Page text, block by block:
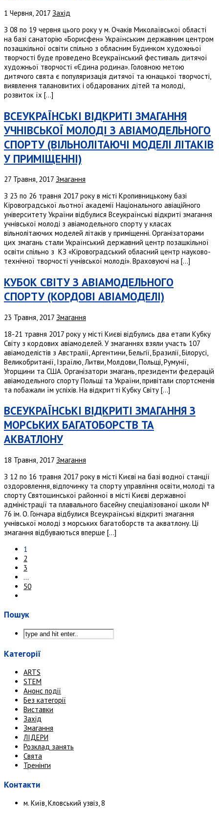
1 Червня, 2017 Захід
З 08 по 19 червня цього року у м. Очаків Миколаївської області
на базі санаторію «Борисфен» Українським державним центром
позашкільної освіти спільно з обласним Будинком художньої
творчості буде проведено Всеукраїнський фестиваль дитячої
художньої творчості «Єдина родина». Головною метою
дитячого свята є популяризація дитячої та юнацької творчості,
виявлення талановитих і обдарованих дітей та молоді,
розвиток їх […]
ВСЕУКРАЇНСЬКІ ВІДКРИТІ ЗМАГАННЯ
УЧНІВСЬКОЇ МОЛОДІ З АВІАМОДЕЛЬНОГО
СПОРТУ (ВІЛЬНОЛІТАЮЧІ МОДЕЛІ ЛІТАКІВ
У ПРИМІЩЕННІ)
27 Травня, 2017 Змагання
З 23 по 26 травня 2017 року в місті Кропивницькому базі
Кіровоградської льотної академії Національного авіаційного
університету України відбулися Всеукраїнські відкриті змагання
учнівської молоді з авіамодельного спорту у класах
вільнолітаючих моделей літаків у приміщенні. Організаторами
цих змагань стали Український державний центр позашкільної
освіти спільно з КЗ «Кіровоградський обласний центр науково-
технічної творчості учнівської молоді». Враховуючі на […]
КУБОК СВІТУ З АВІАМОДЕЛЬНОГО
СПОРТУ (КОРДОВІ АВІАМОДЕЛІ)
23 Травня, 2017 Змагання
18-21 травня 2017 року у місті Києві відбулись два етапи Кубку
Світу з кордових авіамоделей. У змаганнях взяли участь 107
авіамоделістів з Австралії, Аргентини, Бельгії, Бразилії, Білорусі,
Великобританії, Ізраїлю, Литви, Молдови, Польщі, Румунії,
Угорщини та США. Організатори змагань, президенти федерацій
авіамодельного спорту Польщі та України, привітали спортсменів
та побажали їм успіхів. На відкритті Кубку Світу […]
ВСЕУКРАЇНСЬКІ ВІДКРИТІ ЗМАГАННЯ З
МОРСЬКИХ БАГАТОБОРСТВ ТА
АКВАТЛОНУ
18 Травня, 2017 Змагання
З 12 по 16 травня 2017 року в місті Києві на базі водної станції
оздоровлення, відпочинку та спорту управління освіти, молоді та
спорту Святошинської районної в місті Києві державної
адміністрації та плавального басейну спеціалізованої школи №
76 ім. О. Гончара відбулися Всеукраїнські відкриті змагання
учнівської молоді з морських багатоборств та акватлону. Ці
змагання відбуваються вперше […]
1
2
3
…
50
Пошук
Категорії
ARTS
STEM
Анонс події
Без категорії
Виставки
Захід
Змагання
ЛІДЕРИ
Розклад занять
Свята
Тренінги
Контакти
м. Київ, Кловський узвіз, 8